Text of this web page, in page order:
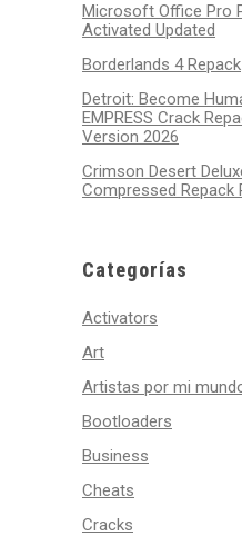
Microsoft Office Pro
Activated Updated
Borderlands 4 Repack
Detroit: Become
EMPRESS Crack
Version 2026
Crimson Desert
Compressed Repack
Categorías
Activators
Art
Artistas por mi
Bootloaders
Business
Cheats
Cracks